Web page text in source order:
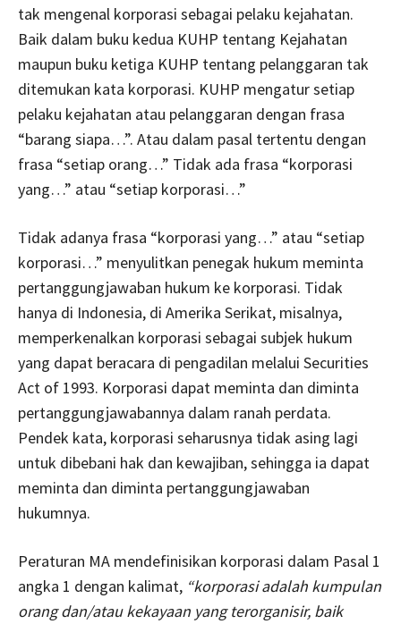
tak mengenal korporasi sebagai pelaku kejahatan.
Baik dalam buku kedua KUHP tentang Kejahatan
maupun buku ketiga KUHP tentang pelanggaran tak
ditemukan kata korporasi. KUHP mengatur setiap
pelaku kejahatan atau pelanggaran dengan frasa
“barang siapa…”. Atau dalam pasal tertentu dengan
frasa “setiap orang…” Tidak ada frasa “korporasi
yang…” atau “setiap korporasi…”
Tidak adanya frasa “korporasi yang…” atau “setiap
korporasi…” menyulitkan penegak hukum meminta
pertanggungjawaban hukum ke korporasi. Tidak
hanya di Indonesia, di Amerika Serikat, misalnya,
memperkenalkan korporasi sebagai subjek hukum
yang dapat beracara di pengadilan melalui Securities
Act of 1993. Korporasi dapat meminta dan diminta
pertanggungjawabannya dalam ranah perdata.
Pendek kata, korporasi seharusnya tidak asing lagi
untuk dibebani hak dan kewajiban, sehingga ia dapat
meminta dan diminta pertanggungjawaban
hukumnya.
Peraturan MA mendefinisikan korporasi dalam Pasal 1
angka 1 dengan kalimat, “korporasi adalah kumpulan
orang dan/atau kekayaan yang terorganisir, baik